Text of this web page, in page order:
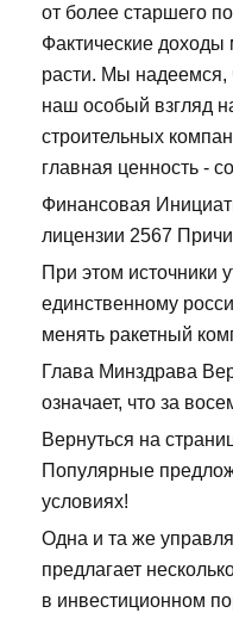
от более старшего
Фактические доходы
расти. Мы надеемся,
наш особый взгляд
строительных
главная ценность -
Финансовая
лицензии 2567
При этом источники
единственному
менять ракетный
Глава Минздрава
означает, что за
Вернуться на
Популярные
условиях!
Одна и та же
предлагает
в инвестиционном